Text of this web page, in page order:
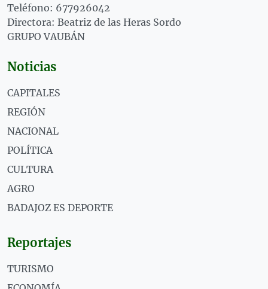
Teléfono: 677926042
Directora: Beatriz de las Heras Sordo
GRUPO VAUBÁN
Noticias
CAPITALES
REGIÓN
NACIONAL
POLÍTICA
CULTURA
AGRO
BADAJOZ ES DEPORTE
Reportajes
TURISMO